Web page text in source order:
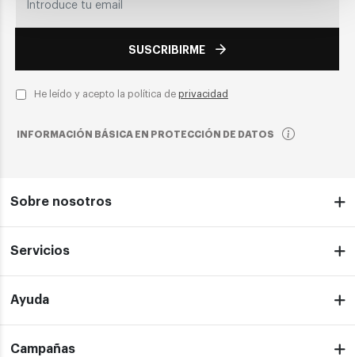
SUSCRIBIRME
He leído y acepto la política de privacidad
INFORMACIÓN BÁSICA EN PROTECCIÓN DE DATOS
Sobre nosotros
Servicios
Ayuda
Campañas